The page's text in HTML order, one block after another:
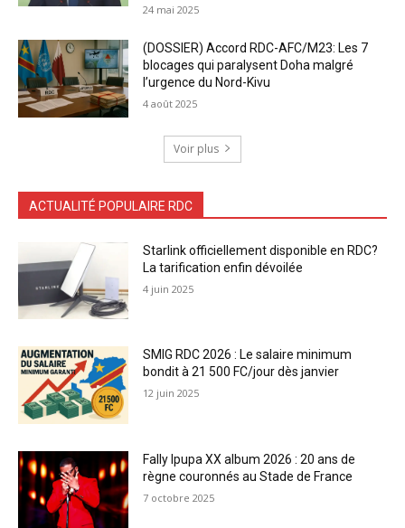
24 mai 2025
(DOSSIER) Accord RDC-AFC/M23: Les 7
blocages qui paralysent Doha malgré
l’urgence du Nord-Kivu
4 août 2025
Voir plus
ACTUALITÉ POPULAIRE RDC
Starlink officiellement disponible en RDC?
La tarification enfin dévoilée
4 juin 2025
SMIG RDC 2026 : Le salaire minimum
bondit à 21 500 FC/jour dès janvier
12 juin 2025
Fally Ipupa XX album 2026 : 20 ans de
règne couronnés au Stade de France
7 octobre 2025